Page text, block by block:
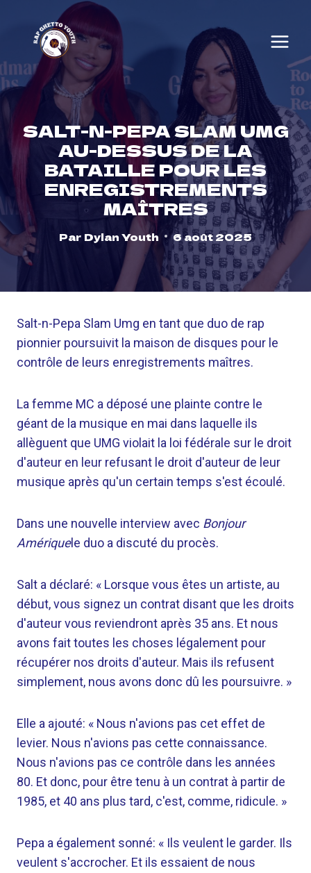
content
SALT-N-PEPA SLAM UMG
AU-DESSUS DE LA
BATAILLE POUR LES
ENREGISTREMENTS
MAÎTRES
Par Dylan Youth 6 août 2025
Salt-n-Pepa Slam Umg en tant que duo de rap
pionnier poursuivit la maison de disques pour le
contrôle de leurs enregistrements maîtres.
La femme MC a déposé une plainte contre le
géant de la musique en mai dans laquelle ils
allèguent que UMG violait la loi fédérale sur le droit
d'auteur en leur refusant le droit d'auteur de leur
musique après qu'un certain temps s'est écoulé.
Dans une nouvelle interview avec Bonjour
Amériquele duo a discuté du procès.
Salt a déclaré: « Lorsque vous êtes un artiste, au
début, vous signez un contrat disant que les droits
d'auteur vous reviendront après 35 ans. Et nous
avons fait toutes les choses légalement pour
récupérer nos droits d'auteur. Mais ils refusent
simplement, nous avons donc dû les poursuivre. »
Elle a ajouté: « Nous n'avions pas cet effet de
levier. Nous n'avions pas cette connaissance.
Nous n'avions pas ce contrôle dans les années
80. Et donc, pour être tenu à un contrat à partir de
1985, et 40 ans plus tard, c'est, comme, ridicule. »
Pepa a également sonné: « Ils veulent le garder. Ils
veulent s'accrocher. Et ils essaient de nous